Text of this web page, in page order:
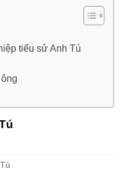
tiểu sử Anh Tú